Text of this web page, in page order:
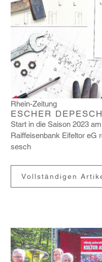
Rhein-Zeitung
ESCHER
Start in die Saison 2023
Raiff­ei­sen­bank Eifeltor eG
sesch
Vollständigen